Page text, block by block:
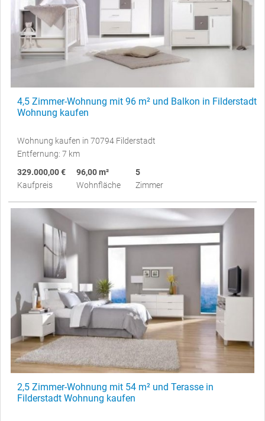
4,5 Zimmer-Wohnung mit 96 m² und Balkon in Filderstadt
Wohnung kaufen
Wohnung kaufen in 70794 Filderstadt
Entfernung: 7 km
329.000,00 €
Kaufpreis
96,00 m²
Wohnfläche
5
Zimmer
2,5 Zimmer-Wohnung mit 54 m² und Terasse in
Filderstadt Wohnung kaufen